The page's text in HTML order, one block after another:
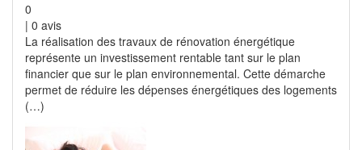
0
| 0 avis
La réalisation des travaux de rénovation énergétique
représente un investissement rentable tant sur le plan
financier que sur le plan environnemental. Cette démarche
permet de réduire les dépenses énergétiques des logements
(…)